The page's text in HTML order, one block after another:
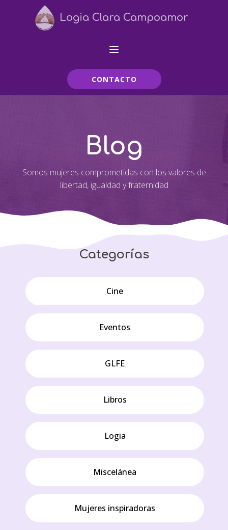
Logia Clara Campoamor
CONTACTO
Blog
Somos mujeres comprometidas con los valores de
libertad, igualdad y fraternidad
Categorías
Cine
Eventos
GLFE
Libros
Logia
Miscelánea
Mujeres inspiradoras